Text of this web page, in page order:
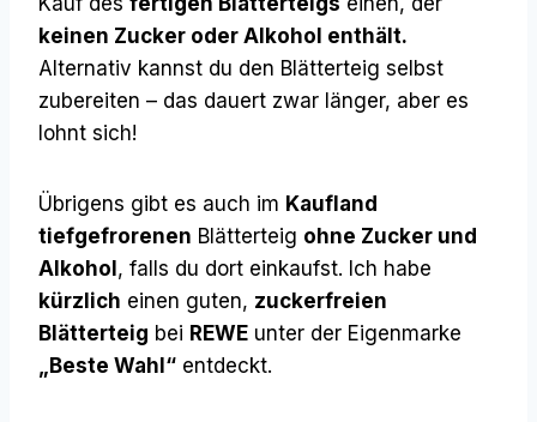
keinen Zucker oder Alkohol enthält.
Alternativ kannst du den Blätterteig selbst
zubereiten – das dauert zwar länger, aber es
lohnt sich!
Übrigens gibt es auch im Kaufland
tiefgefrorenen Blätterteig ohne Zucker und
Alkohol, falls du dort einkaufst. Ich habe
kürzlich einen guten, zuckerfreien
Blätterteig bei REWE unter der Eigenmarke
„Beste Wahl“ entdeckt.